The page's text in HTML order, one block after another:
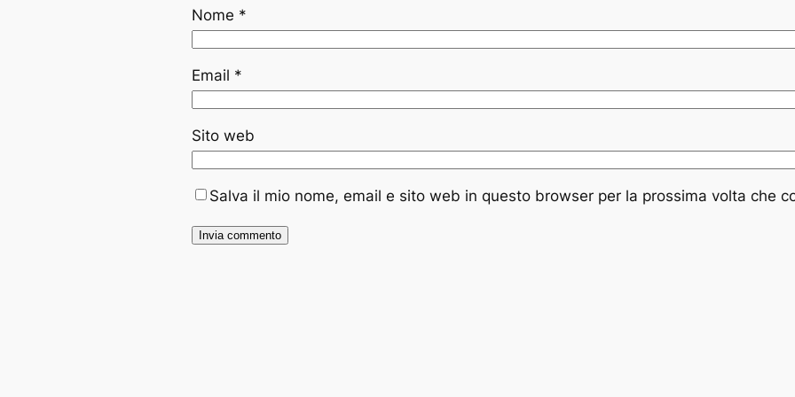
Nome *
Email *
Sito web
Salva il mio nome, email e sito web in questo browser per la prossima volta che